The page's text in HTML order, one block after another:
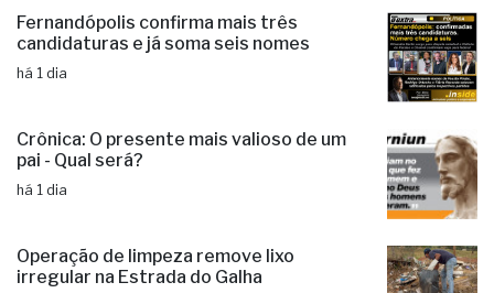
Fernandópolis confirma mais três
candidaturas e já soma seis nomes
há 1 dia
Crônica: O presente mais valioso de um
pai - Qual será?
há 1 dia
Operação de limpeza remove lixo
irregular na Estrada do Galha